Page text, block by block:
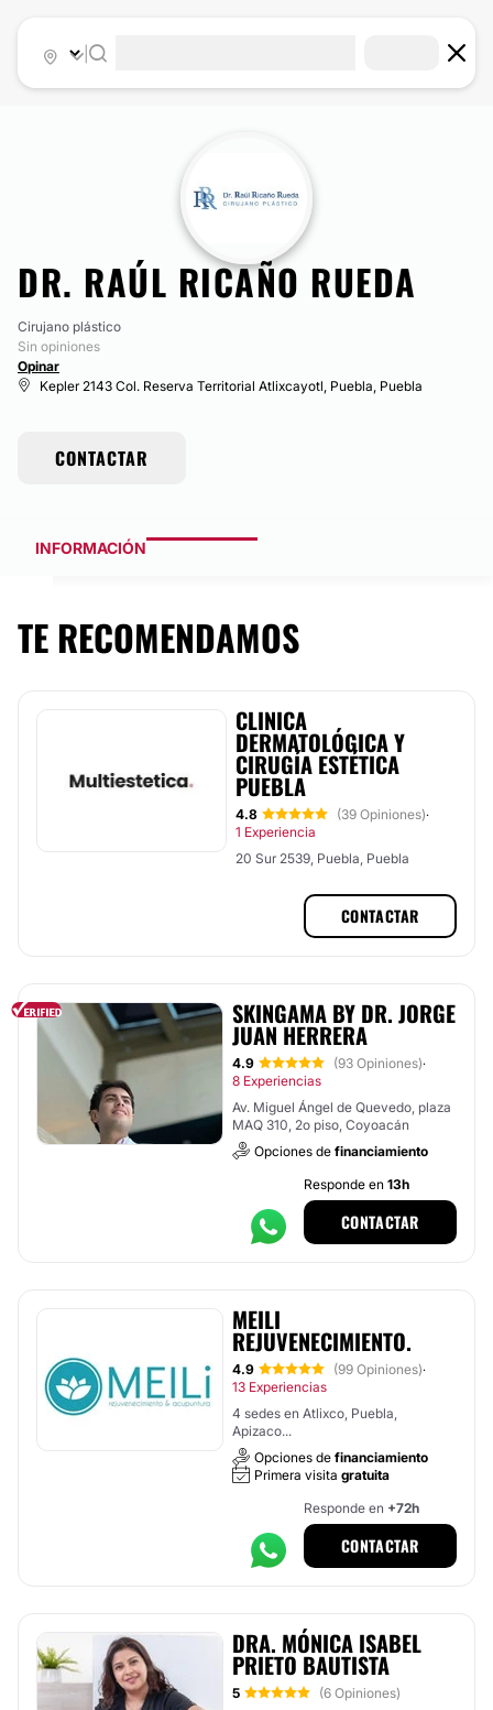
DR. RAÚL RICAÑO RUEDA
Cirujano plástico
Sin opiniones
Opinar
Kepler 2143 Col. Reserva Territorial Atlixcayotl, Puebla, Puebla
CONTACTAR
INFORMACIÓN
TE RECOMENDAMOS
CLINICA
DERMATOLÓGICA Y
CIRUGÍA ESTÉTICA
PUEBLA
4.8 (39 Opiniones)·
1 Experiencia
20 Sur 2539, Puebla, Puebla
CONTACTAR
SKINGAMA BY DR. JORGE
JUAN HERRERA
4.9 (93 Opiniones)·
8 Experiencias
Av. Miguel Ángel de Quevedo, plaza
MAQ 310, 2o piso, Coyoacán
Opciones de financiamiento
Responde en 13h
CONTACTAR
MEILI
REJUVENECIMIENTO.
4.9 (99 Opiniones)·
13 Experiencias
4 sedes en Atlixco, Puebla,
Apizaco...
Opciones de financiamiento
Primera visita gratuita
Responde en +72h
CONTACTAR
DRA. MÓNICA ISABEL
PRIETO BAUTISTA
5
(6 Opiniones)